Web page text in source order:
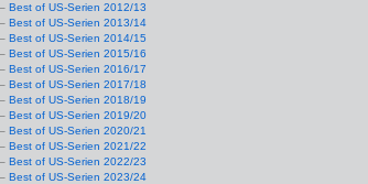
Best of US-Serien 2012/13
Best of US-Serien 2013/14
Best of US-Serien 2014/15
Best of US-Serien 2015/16
Best of US-Serien 2016/17
Best of US-Serien 2017/18
Best of US-Serien 2018/19
Best of US-Serien 2019/20
Best of US-Serien 2020/21
Best of US-Serien 2021/22
Best of US-Serien 2022/23
Best of US-Serien 2023/24